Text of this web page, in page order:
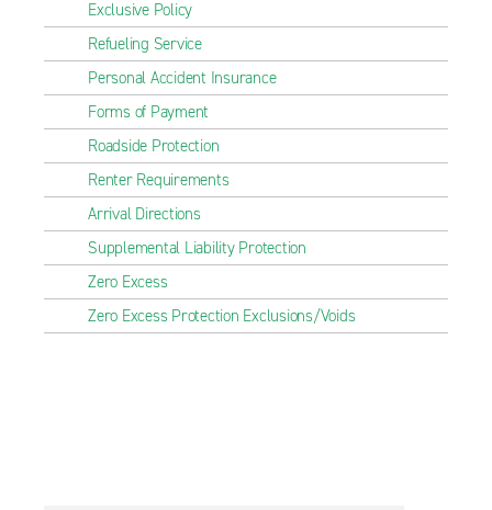
Exclusive Policy
Refueling Service
Personal Accident Insurance
Forms of Payment
Roadside Protection
Renter Requirements
Arrival Directions
Supplemental Liability Protection
Zero Excess
Zero Excess Protection Exclusions/Voids